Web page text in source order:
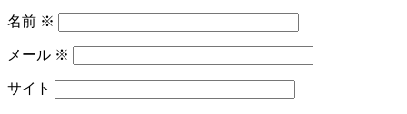
名前 ※
メール ※
サイト